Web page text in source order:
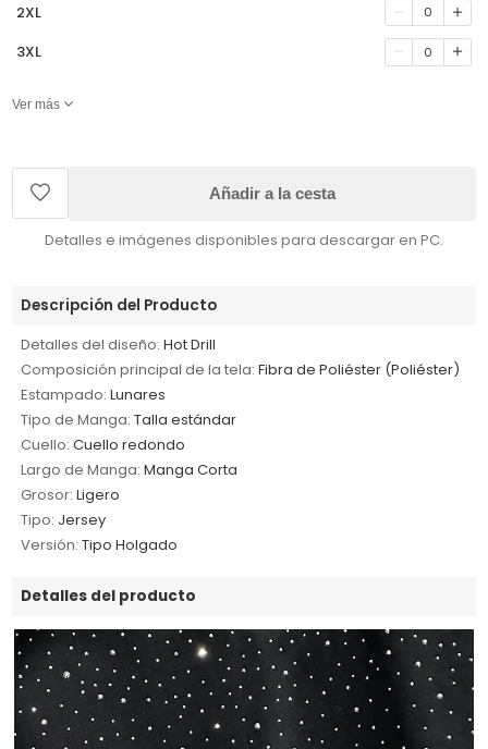
2XL 0
3XL 0
Ver más
Añadir a la cesta
Detalles e imágenes disponibles para descargar en PC.
Descripción del Producto
Detalles del diseño: Hot Drill
Composición principal de la tela: Fibra de Poliéster (Poliéster)
Estampado: Lunares
Tipo de Manga: Talla estándar
Cuello: Cuello redondo
Largo de Manga: Manga Corta
Grosor: Ligero
Tipo: Jersey
Versión: Tipo Holgado
Detalles del producto